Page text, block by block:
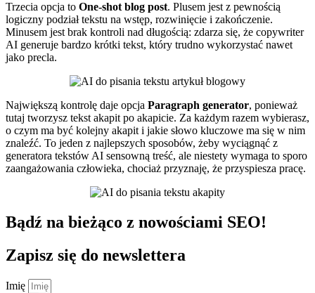
Trzecia opcja to One-shot blog post. Plusem jest z pewnością
logiczny podział tekstu na wstęp, rozwinięcie i zakończenie.
Minusem jest brak kontroli nad długością: zdarza się, że copywriter
AI generuje bardzo krótki tekst, który trudno wykorzystać nawet
jako precla.
Największą kontrolę daje opcja Paragraph generator, ponieważ
tutaj tworzysz tekst akapit po akapicie. Za każdym razem wybierasz,
o czym ma być kolejny akapit i jakie słowo kluczowe ma się w nim
znaleźć. To jeden z najlepszych sposobów, żeby wyciągnąć z
generatora tekstów AI sensowną treść, ale niestety wymaga to sporo
zaangażowania człowieka, chociaż przyznaję, że przyspiesza pracę.
Bądź na bieżąco z nowościami SEO!
Zapisz się do newslettera
Imię